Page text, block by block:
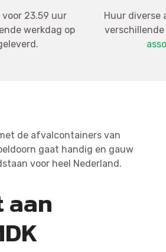
voor 23.59 uur
werkdag op
Huur diverse
de afvalcontainers van
gaat handig en gauw
voor heel Nederland.
aan